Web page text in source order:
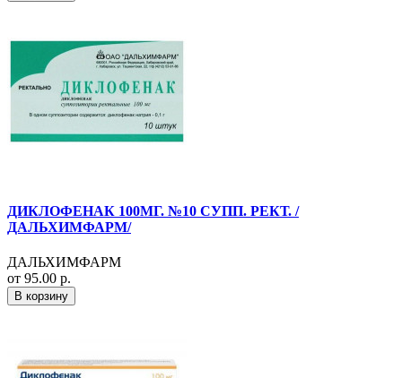
ДИКЛОФЕНАК 100МГ. №10 СУПП. РЕКТ. /
ДАЛЬХИМФАРМ/
ДАЛЬХИМФАРМ
от 95.00 р.
В корзину